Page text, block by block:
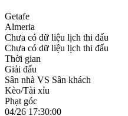
Getafe
Almeria
Chưa có dữ liệu lịch thi đấu
Chưa có dữ liệu lịch thi đấu
Thời gian
Giải đấu
Sân nhà VS Sân khách
Kèo/Tài xỉu
Phạt góc
04/26 17:30:00